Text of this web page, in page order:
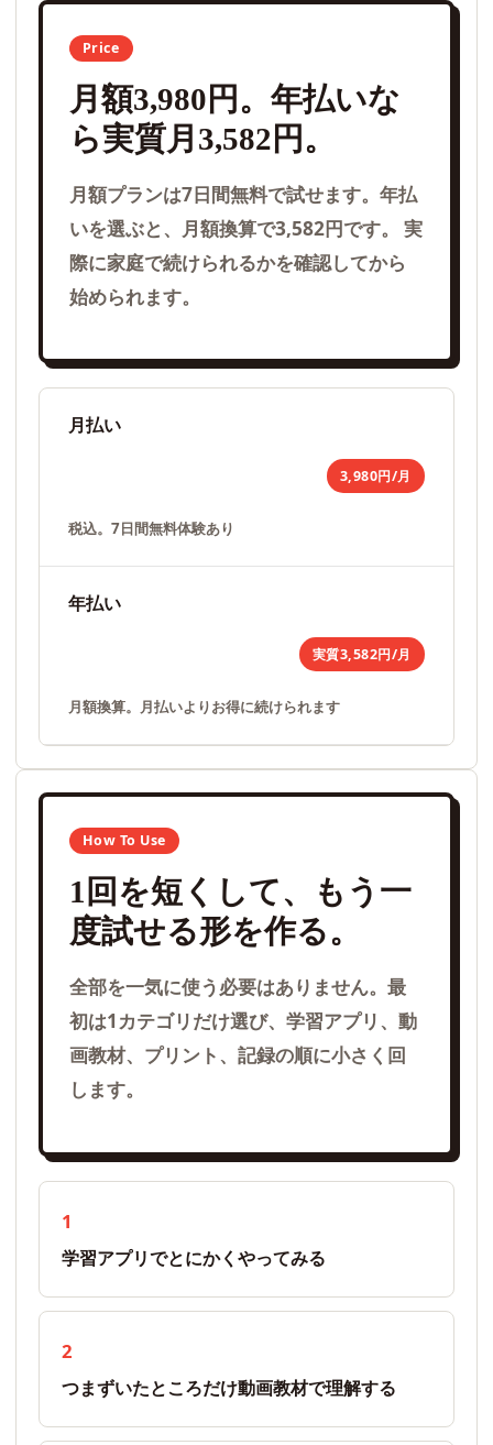
Price
月額3,980円。年払いな
ら実質月3,582円。
月額プランは7日間無料で試せます。年払
いを選ぶと、月額換算で3,582円です。 実
際に家庭で続けられるかを確認してから
始められます。
月払い
3,980円/月
税込。7日間無料体験あり
年払い
実質3,582円/月
月額換算。月払いよりお得に続けられます
How To Use
1回を短くして、もう一
度試せる形を作る。
全部を一気に使う必要はありません。最
初は1カテゴリだけ選び、学習アプリ、動
画教材、プリント、記録の順に小さく回
します。
1
学習アプリでとにかくやってみる
2
つまずいたところだけ動画教材で理解する